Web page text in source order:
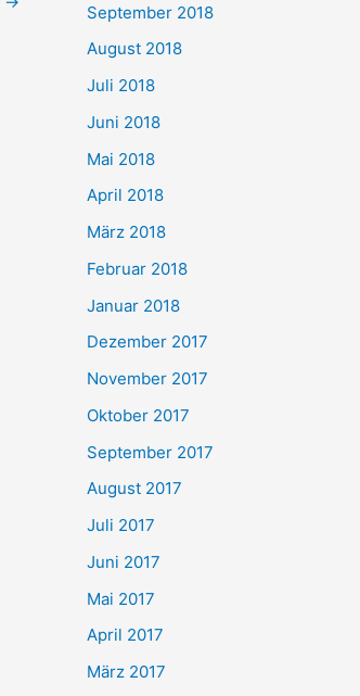
September 2018
August 2018
Juli 2018
Juni 2018
Mai 2018
April 2018
März 2018
Februar 2018
Januar 2018
Dezember 2017
November 2017
Oktober 2017
September 2017
August 2017
Juli 2017
Juni 2017
Mai 2017
April 2017
März 2017